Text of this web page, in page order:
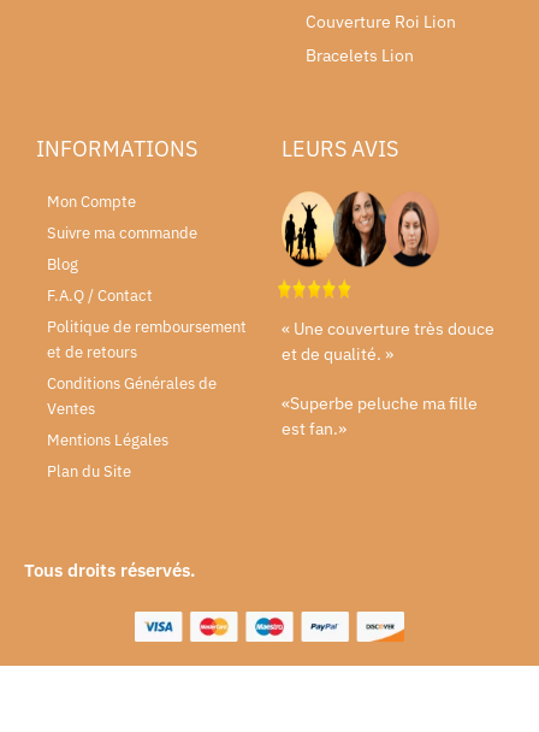
Couverture Roi Lion
Bracelets Lion
INFORMATIONS
Mon Compte
Suivre ma commande
Blog
F.A.Q / Contact
Politique de remboursement
et de retours
Conditions Générales de
Ventes
Mentions Légales
Plan du Site
LEURS AVIS
« Une couverture très douce
et de qualité. »
«Superbe peluche ma fille
est fan.»
Tous droits réservés.